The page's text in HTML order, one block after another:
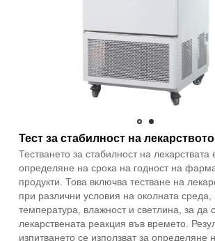
Тест за стабилност на лекарството
Тестването за стабилност на лекарствата
определяне на срока на годност на
продукти. Това включва тестване на
при различни условия на околната среда,
температура, влажност и светлина, за да
лекарствената реакция във времето.
изпитването се използват за определяне